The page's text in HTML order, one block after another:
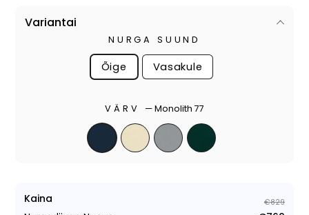
Variantai
NURGA SUUND
Õige Vasakule
VÄRV —Monolith 77
Kaina
€829